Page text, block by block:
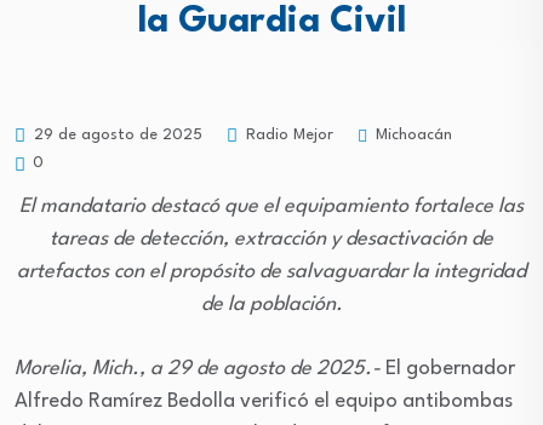
la Guardia Civil
29 de agosto de 2025 Radio Mejor
Michoacán
0
El mandatario destacó que el equipamiento fortalece las
tareas de detección, extracción y desactivación de
artefactos con el propósito de salvaguardar la integridad
de la población.
Morelia, Mich., a 29 de agosto de 2025.- El gobernador
Alfredo Ramírez Bedolla verificó el equipo antibombas